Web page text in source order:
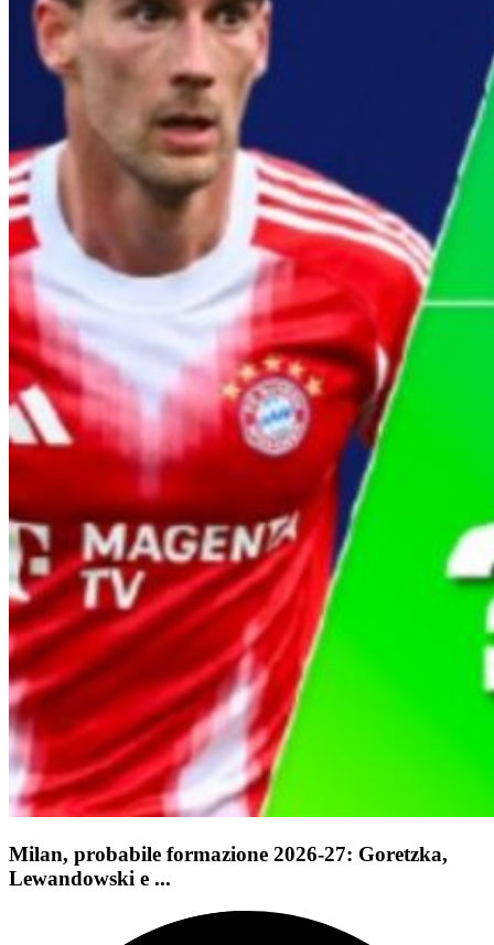
Milan, probabile formazione 2026-27: Goretzka,
Lewandowski e ...